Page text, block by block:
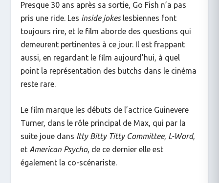
Presque 30 ans après sa sortie, Go Fish n’a pas
pris une ride. Les inside jokeslesbiennes font
toujours rire, et le film aborde des questions qui
demeurent pertinentes à ce jour. Il est frappant
aussi, en regardant le film aujourd’hui, à quel
point la représentation des butchs dans le cinéma
reste rare.
Le film marque les débuts de l’actrice Guinevere
Turner, dans le rôle principal de Max, qui par la
suite joue dans Itty Bitty Titty Committee, L-Word,
et American Psycho, de ce dernier elle est
également la co-scénariste.